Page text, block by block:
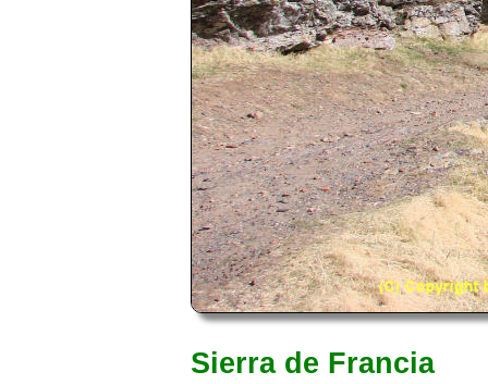
Sierra de Francia